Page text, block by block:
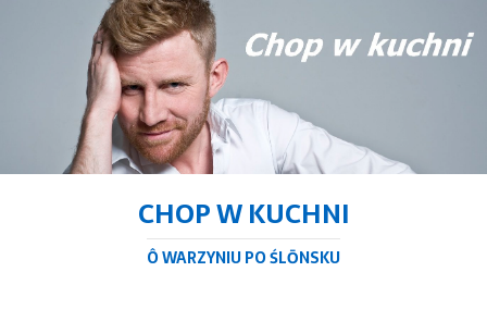
CHOP W KUCHNI
Ô WARZYNIU PO ŚLŌNSKU